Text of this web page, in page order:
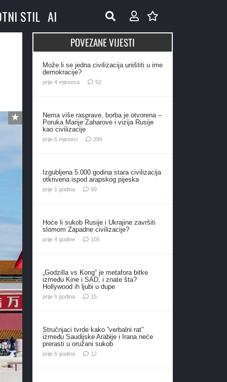
STIL AI
POVEZANE VIJESTI
Može li se jedna civilizacija uništiti u ime
demokracije?
prije 4 mjeseca 52komentara
Nema više rasprave, borba je otvorena –
Poruka Marije Zaharove i vizija Rusije
kao civilizacije
prije 6 mjeseci 299komentara
Izgubljena 5.000 godina stara civilizacija
otkrivena ispod arapskog pijeska
prije 1 godina 69komentara
Hoće li sukob Rusije i Ukrajine završiti
slomom Zapadne civilizacije?
prije 4 godine 105komentara
„Godzilla vs Kong“ je metafora bitke
između Kine i SAD, i znate šta?
Hollywood ih ljubi u dupe
prije 5 godina 15komentara
Stručnjaci tvrde kako ”verbalni rat”
između Saudijske Arabije i Irana neće
prerasti u oružani sukob
prije 6 godina 12komentara